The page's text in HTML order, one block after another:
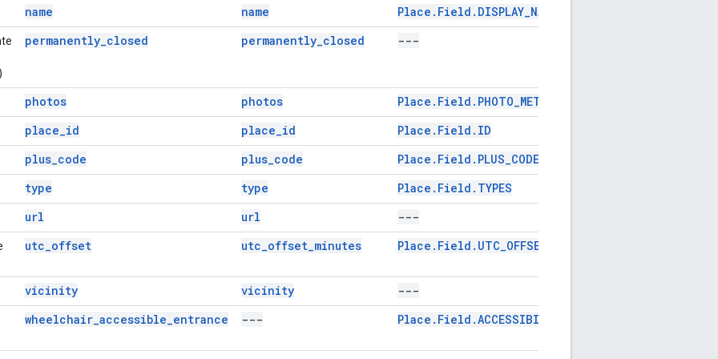
name name Place.Field.DISPLAY_NAME
permanently_closed permanently_closed ---
photos photos Place.Field.PHOTO_METADATAS
place_id
place_id Place.Field.ID
plus_code
plus_code Place.Field.PLUS_CODE
type
type Place.Field.TYPES
url
url ---
utc_offset utc_offset_minutes Place.Field.UTC_OFFSET
vicinity vicinity ---
wheelchair_accessible_entrance
--- Place.Field.ACCESSIBILITY_OPTIONS